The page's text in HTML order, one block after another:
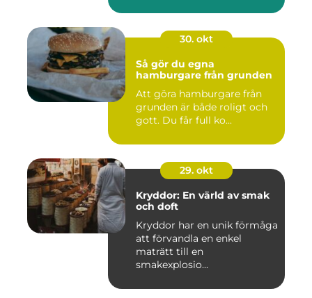
30. okt
Så gör du egna
hamburgare från grunden
Att göra hamburgare från
grunden är både roligt och
gott. Du får full ko...
29. okt
Kryddor: En värld av smak
och doft
Kryddor har en unik förmåga
att förvandla en enkel
maträtt till en
smakexplosio...